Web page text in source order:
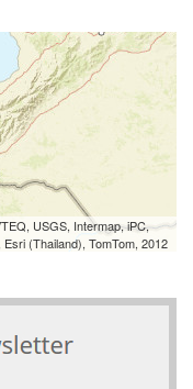
USGS, Intermap, iPC,
(Thailand), TomTom, 2012